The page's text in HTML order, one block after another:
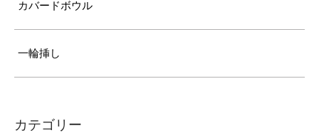
カバードボウル
一輪挿し
カテゴリー